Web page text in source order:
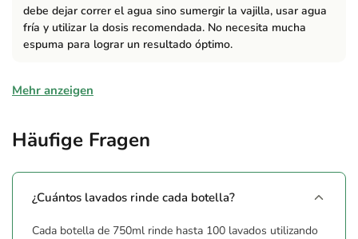
debe dejar correr el agua sino sumergir la vajilla, usar agua
fría y utilizar la dosis recomendada. No necesita mucha
espuma para lograr un resultado óptimo.
Zusammensetzung
iónicos y menos del 5% de tensioactivos anfóteros. Perfume.
Hinweise
Mehr anzeigen
Häufige Fragen
¿Cuántos lavados rinde cada botella?
Cada botella de 750ml rinde hasta 100 lavados utilizando